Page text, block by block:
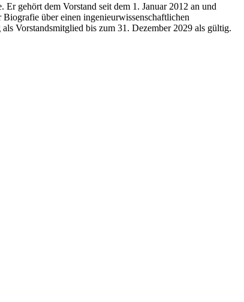
gehört dem Vorstand seit dem 1. Januar 2012 an und
über einen ingenieurwissenschaftlichen
Vorstandsmitglied bis zum 31. Dezember 2029 als gültig.